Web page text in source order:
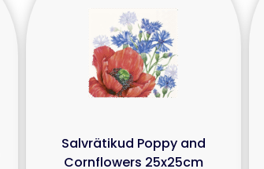
Salvrätikud Poppy and
Cornflowers 25x25cm